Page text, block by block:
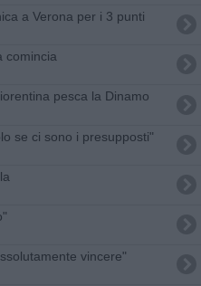
a Verona per i 3 punti
comincia
pesca la Dinamo
se ci sono i presupposti"
vincere"